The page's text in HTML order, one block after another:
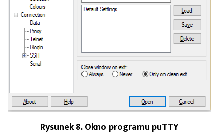
Rysunek 8. Okno programu puTTY